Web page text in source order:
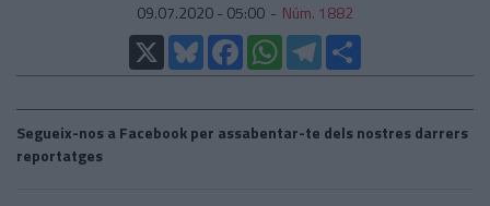
09.07.2020 - 05:00
Núm. 1882
X
BlueskyFacebookWhatsAppTelegram
Segueix-nos a Facebook per assabentar-te dels nostres darrers
reportatges